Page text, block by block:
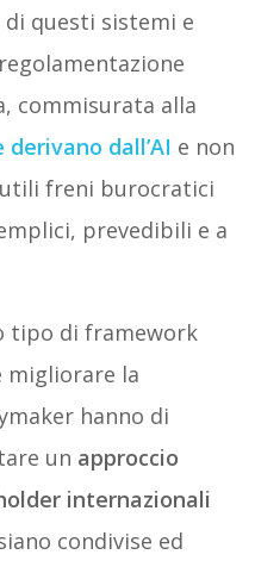
di questi sistemi e
commisurata alla
dall’AI e non
freni burocratici
prevedibili e a
tipo di framework
migliorare la
hanno di
un approccio
internazionali
condivise ed